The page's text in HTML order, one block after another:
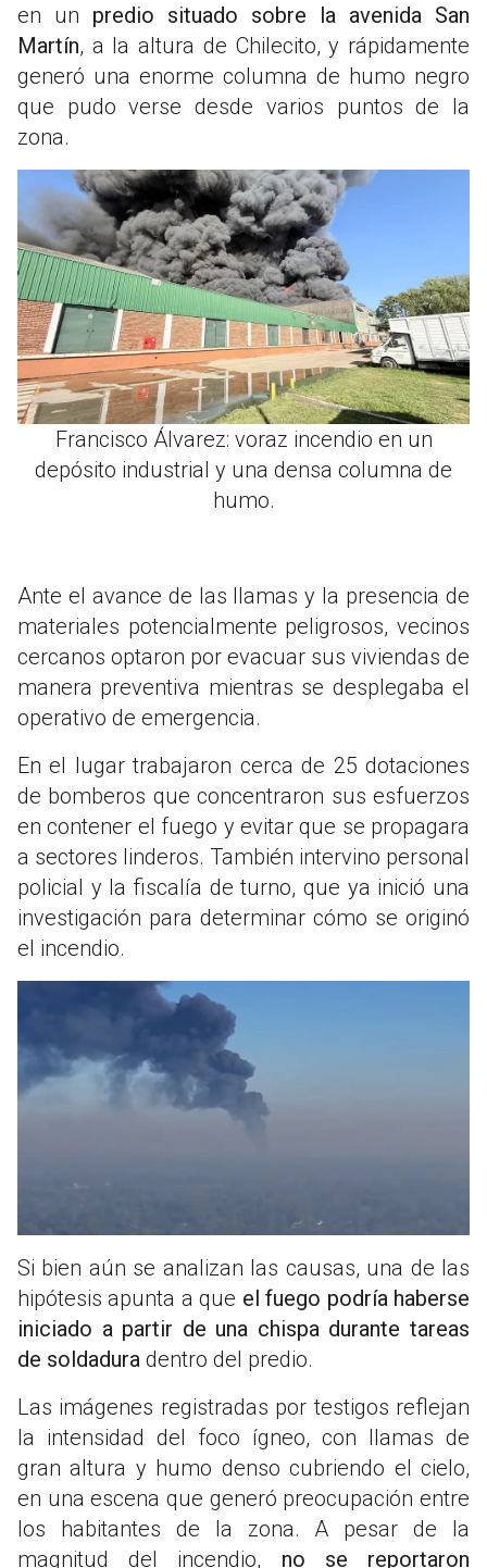
en un predio situado sobre la avenida San
Martín, a la altura de Chilecito, y rápidamente
generó una enorme columna de humo negro
que pudo verse desde varios puntos de la
zona.
Francisco Álvarez: voraz incendio en un
depósito industrial y una densa columna de
humo.
Ante el avance de las llamas y la presencia de
materiales potencialmente peligrosos, vecinos
cercanos optaron por evacuar sus viviendas de
manera preventiva mientras se desplegaba el
operativo de emergencia.
En el lugar trabajaron cerca de 25 dotaciones
de bomberos que concentraron sus esfuerzos
en contener el fuego y evitar que se propagara
a sectores linderos. También intervino personal
policial y la fiscalía de turno, que ya inició una
investigación para determinar cómo se originó
el incendio.
Si bien aún se analizan las causas, una de las
hipótesis apunta a que el fuego podría haberse
iniciado a partir de una chispa durante tareas
de soldadura dentro del predio.
Las imágenes registradas por testigos reflejan
la intensidad del foco ígneo, con llamas de
gran altura y humo denso cubriendo el cielo,
en una escena que generó preocupación entre
los habitantes de la zona. A pesar de la
magnitud del incendio, no se reportaron